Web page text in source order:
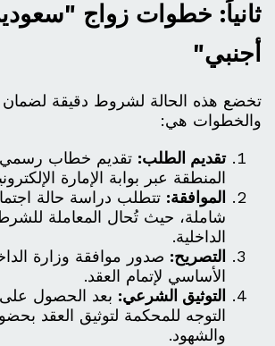
ثانياً: خطوات زواج
أجنبي"
تخضع هذه الحالة لشروط دقيقة لضمان
والخطوات هي:
تقديم الطلب: تقديم خطاب رسمي
المنطقة عبر بوابة الإمارة
الموافقة: تتطلب دراسة حالة
شاملة، حيث تُحال المعاملة
الداخلية.
التصريح: صدور موافقة وزارة
الأساسي لإتمام العقد.
التوثيق الشرعي: بعد الحصول على
التوجه للمحكمة لتوثيق العقد
والشهود.